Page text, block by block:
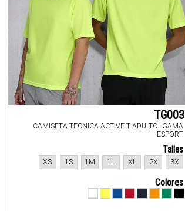
TG003
CAMISETA TECNICA ACTIVE T ADULTO -GAMA
ESPORT
Tallas
3X
2X
XL
1L
1M
1S
XS
Colores